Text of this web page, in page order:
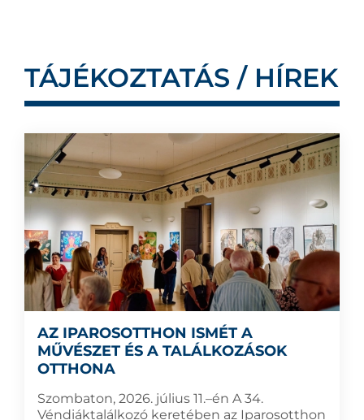
TÁJÉKOZTATÁS / HÍREK
AZ IPAROSOTTHON ISMÉT A
MŰVÉSZET ÉS A TALÁLKOZÁSOK
OTTHONA
Szombaton, 2026. július 11.–én A 34.
Véndiáktalálkozó keretében az Iparosotthon